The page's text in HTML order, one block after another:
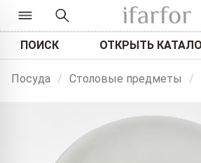
ПОИСК ОТКРЫТЬ
Посуда / Столовые предметы /